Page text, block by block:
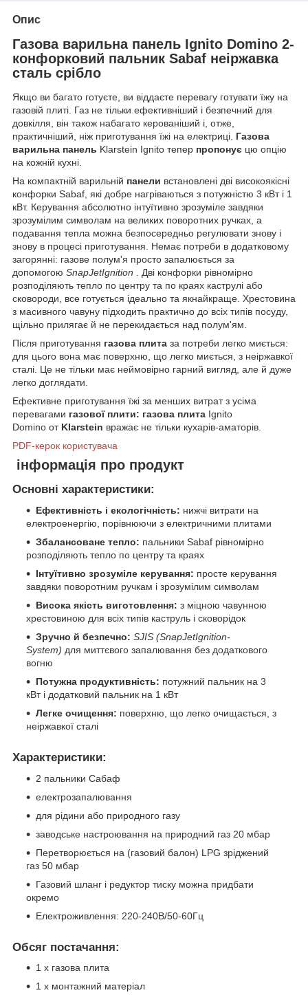
Опис
Газова варильна панель Ignito Domino 2-
конфорковий пальник Sabaf неіржавка
сталь срібло
Якщо ви багато готуєте, ви віддаєте перевагу готувати їжу на
газовій плиті. Газ не тільки ефективніший і безпечний для
довкілля, він також набагато керованіший і, отже,
практичніший, ніж приготування їжі на електриці. Газова
варильна панель Klarstein Ignito тепер пропонує цю опцію
на кожній кухні.
На компактній варильній панели встановлені дві високоякісні
конфорки Sabaf, які добре нагріваються з потужністю 3 кВт і 1
кВт. Керування абсолютно інтуїтивно зрозуміле завдяки
зрозумілим символам на великих поворотних ручках, а
подавання тепла можна безпосередньо регулювати знову і
знову в процесі приготування. Немає потреби в додатковому
загорянні: газове полум'я просто запалюється за
допомогою SnapJetIgnition . Дві конфорки рівномірно
розподіляють тепло по центру та по краях каструлі або
сковороди, все готується ідеально та якнайкраще. Хрестовина
з масивного чавуну підходить практично до всіх типів посуду,
щільно прилягає й не перекидається над полум'ям.
Після приготування газова плита за потреби легко миється:
для цього вона має поверхню, що легко миється, з неіржавкої
сталі. Це не тільки має неймовірно гарний вигляд, але й дуже
легко доглядати.
Ефективне приготування їжі за менших витрат з усіма
перевагами газової плити: газова плита Ignito
Domino от Klarstein вражає не тільки кухарів-аматорів.
PDF-керок користувача
інформація про продукт
Основні характеристики:
Ефективність і екологічність: нижчі витрати на
електроенергію, порівнюючи з електричними плитами
Збалансоване тепло: пальники Sabaf рівномірно
розподіляють тепло по центру та краях
Інтуїтивно зрозуміле керування: просте керування
завдяки поворотним ручкам і зрозумілим символам
Висока якість виготовлення: з міцною чавунною
хрестовиною для всіх типів каструль і сковорідок
Зручно й безпечно: SJIS (SnapJetIgnition-
System) для миттєвого запалювання без додаткового
вогню
Потужна продуктивність: потужний пальник на 3
кВт і додатковий пальник на 1 кВт
Легке очищення: поверхню, що легко очищається, з
неіржавкої сталі
Характеристики:
2 пальники Сабаф
електрозапалювання
для рідини або природного газу
заводське настроювання на природний газ 20 мбар
Перетворюється на (газовий балон) LPG зріджений
газ 50 мбар
Газовий шланг і редуктор тиску можна придбати
окремо
Електроживлення: 220-240В/50-60Гц
Обсяг постачання:
1 х газова плита
1 х монтажний матеріал